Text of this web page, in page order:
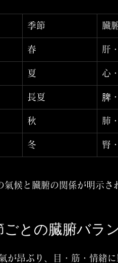
季節 臓
春 肝
夏 心
長夏 脾
秋 肺
冬 腎
候と臓腑の関係が明示さ
ごとの臓腑バラ
が昂ぶり、目・筋・情緒に